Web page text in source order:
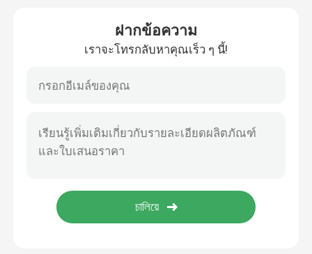
ถุงบรรจุอาหารสัตว์
ถุงบรรจุปุ๋ย
กระเป๋าสะพายผ้า Pp Laminated Bopp
กระเป๋าสตัวกรอง PE
ฝากข้อความ
เราจะโทรกลับหาคุณเร็ว ๆ นี้!